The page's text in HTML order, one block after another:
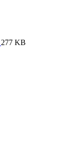
277 KB